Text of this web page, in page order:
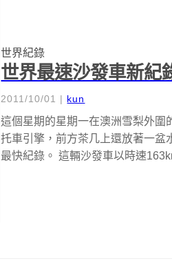
世界紀錄
世界最速沙發車新紀
2011/10/01 | kun
這個星期的星期一在澳洲雪梨外
托車引擎，前方茶几上還放著一盆
最快紀錄。 這輛沙發車以時速